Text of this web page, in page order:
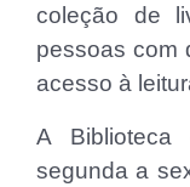
coleção de
pessoas com
acesso à
A
segunda a